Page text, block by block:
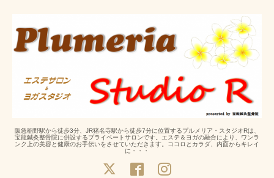
阪急稲野駅から徒歩3分、JR猪名寺駅から徒歩7分に位置するプルメリア・スタジオRは、
宝龍鍼灸整骨院に併設するプライベートサロンです。エステ＆ヨガの融合により、ワンラ
ンク上の美容と健康のお手伝いをさせていただきます。ココロとカラダ、内面からキレイ
に・・・